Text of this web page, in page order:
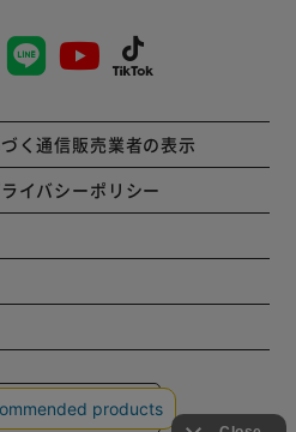
く通信販売業者の表示
イバシーポリシー
ートサイト